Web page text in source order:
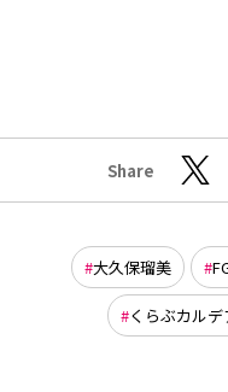
Share
大久保瑠美
くらぶカルデ